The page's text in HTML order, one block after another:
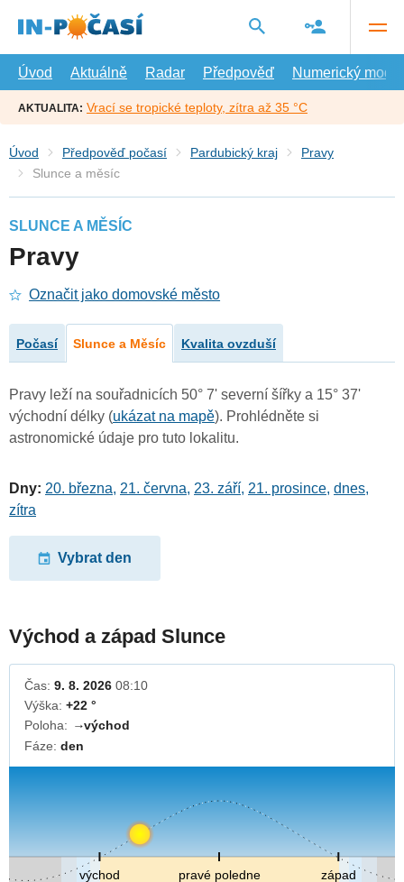
hlavní
Úvod
Aktuálně Radar Předpověď Numerický model
AKTUALITA: Vrací se tropické teploty, zítra až 35 °C
Úvod Předpověď počasí Pardubický kraj
Pravy
Slunce a měsíc
SLUNCE A MĚSÍC
Pravy
Označit jako domovské město
Počasí Slunce a Měsíc Kvalita ovzduší
Pravy leží na souřadnicích 50° 7' severní šířky a 15° 37'
východní délky (ukázat na mapě). Prohlédněte si
astronomické údaje pro tuto lokalitu.
Dny: 20. března, 21. června, 23. září, 21. prosince, dnes,
zítra
Vybrat den
Východ a západ Slunce
Čas: 9. 8. 2026 08:10
Výška: +22 °
Poloha:
↓východ
Fáze: den
pravé poledne
východ západ